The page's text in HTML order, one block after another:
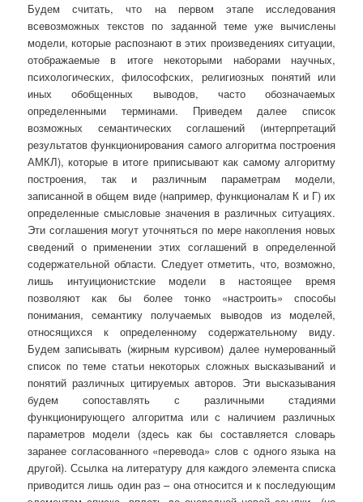
Будем считать, что на первом этапе исследования
всевозможных текстов по заданной теме уже вычислены
модели, которые распознают в этих произведениях ситуации,
отображаемые в итоге некоторыми наборами научных,
психологических, философских, религиозных понятий или
иных обобщенных выводов, часто обозначаемых
определенными терминами. Приведем далее список
возможных семантических соглашений (интерпретаций
результатов функционирования самого алгоритма построения
АМКЛ), которые в итоге приписывают как самому алгоритму
построения, так и различным параметрам модели,
записанной в общем виде (например, функционалам К и Г) их
определенные смысловые значения в различных ситуациях.
Эти соглашения могут уточняться по мере накопления новых
сведений о применении этих соглашений в определенной
содержательной области. Следует отметить, что, возможно,
лишь интуиционистские модели в настоящее время
позволяют как бы более тонко «настроить» способы
понимания, семантику получаемых выводов из моделей,
относящихся к определенному содержательному виду.
Будем записывать (жирным курсивом) далее нумерованный
список по теме статьи некоторых сложных высказываний и
понятий различных цитируемых авторов. Эти высказывания
будем сопоставлять с различными стадиями
функционирующего алгоритма или с наличием различных
параметров модели (здесь как бы составляется словарь
заранее согласованного «перевода» слов с одного языка на
другой). Ссылка на литературу для каждого элемента списка
приводится лишь один раз – она относится и к последующим